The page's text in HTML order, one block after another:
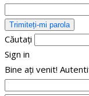
Căutați
Sign in
Bine ați venit!